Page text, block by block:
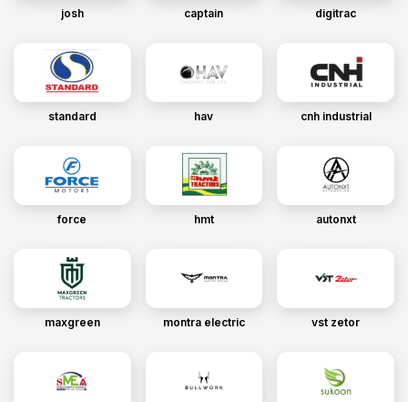
josh captain digitrac
standard hav cnh industrial
force hmt autonxt
maxgreen montra electric vst zetor